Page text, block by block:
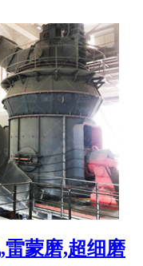
蒙磨,超细磨